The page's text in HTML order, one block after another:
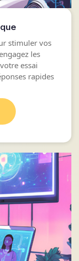
stimuler vos
les
essai
rapides